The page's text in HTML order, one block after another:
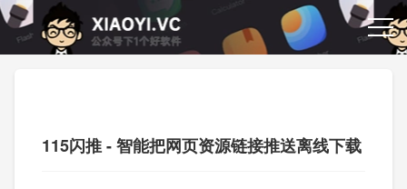
115闪推 - 智能把网页资源链接推送离线下载